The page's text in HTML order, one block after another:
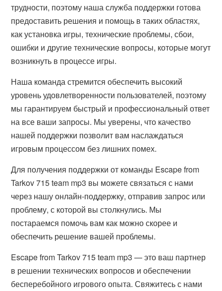
трудности, поэтому наша служба поддержки готова
предоставить решения и помощь в таких областях,
как установка игры, технические проблемы, сбои,
ошибки и другие технические вопросы, которые могут
возникнуть в процессе игры.
Наша команда стремится обеспечить высокий
уровень удовлетворенности пользователей, поэтому
мы гарантируем быстрый и профессиональный ответ
на все ваши запросы. Мы уверены, что качество
нашей поддержки позволит вам наслаждаться
игровым процессом без лишних помех.
Для получения поддержки от команды Escape from
Tarkov 715 team mp3 вы можете связаться с нами
через нашу онлайн-поддержку, отправив запрос или
проблему, с которой вы столкнулись. Мы
постараемся помочь вам как можно скорее и
обеспечить решение вашей проблемы.
Escape from Tarkov 715 team mp3 — это ваш партнер
в решении технических вопросов и обеспечении
бесперебойного игрового опыта. Свяжитесь с нами